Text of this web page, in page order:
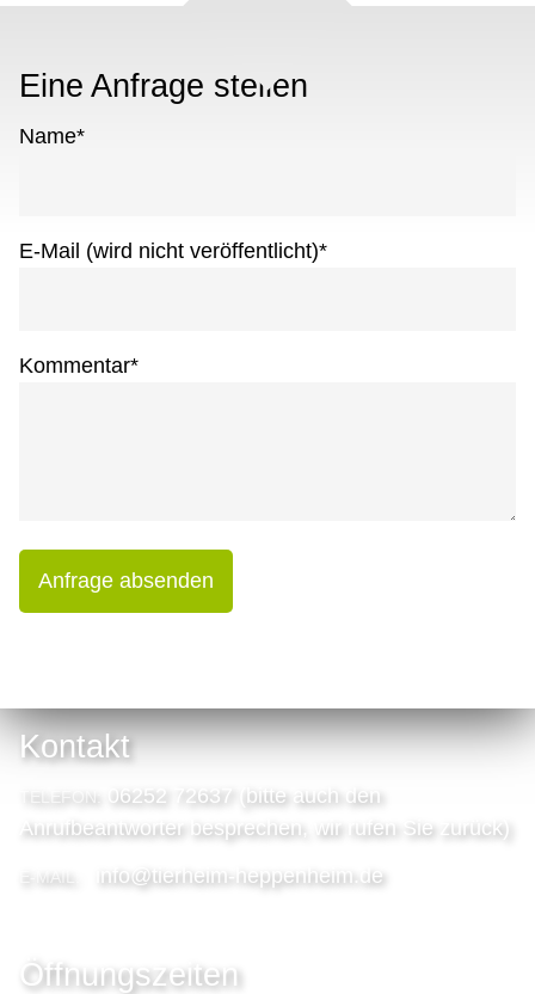
Eine Anfrage stellen
Name*
E-Mail (wird nicht veröffentlicht)*
Kommentar*
Anfrage absenden
Kontakt
TELEFON:
06252 72637 (bitte auch den
Anrufbeantworter besprechen, wir rufen Sie zurück)
E-MAIL: info@tierheim-heppenheim.de
Öffnungszeiten